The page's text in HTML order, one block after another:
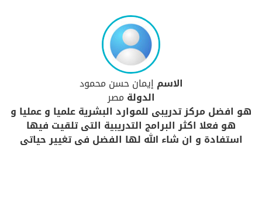
الاسم إيمان حسن محمود
الدولة مصر
هو افضل مركز تدريبى للموارد البشرية علميا و عمليا و
هو فعلا اكثر البرامج التدريبية التى تلقيت فيها
استفادة و ان شاء الله لها الفضل فى تغيير حياتى